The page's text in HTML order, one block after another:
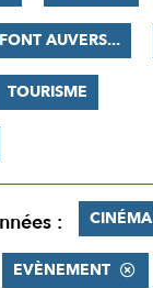
AUVERS...
TOURISME
: CINÉMA
EVÈNEMENT